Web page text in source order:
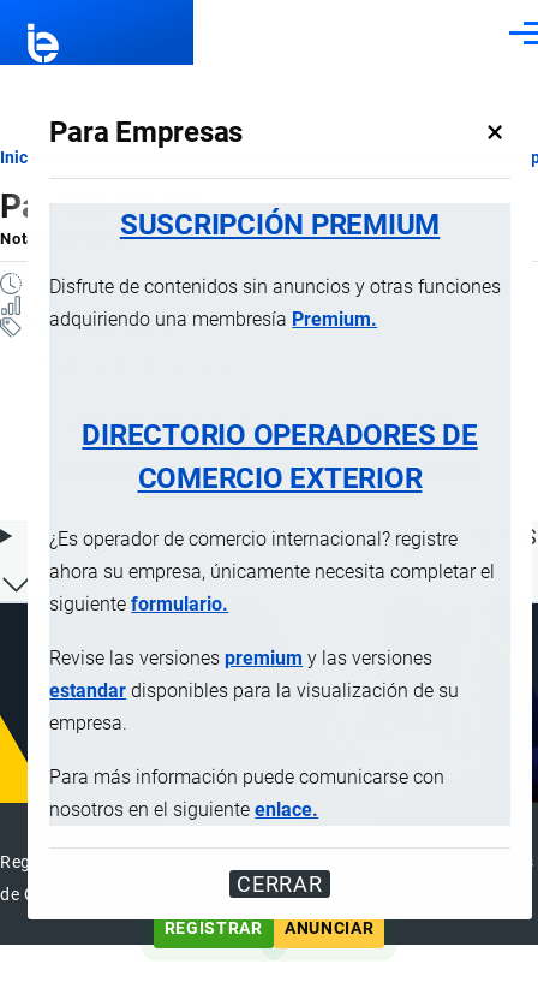
Para Empresas ×
SUSCRIPCIÓN PREMIUM
Disfrute de contenidos sin anuncios y otras funciones
adquiriendo una membresía Premium.
DIRECTORIO OPERADORES DE
COMERCIO EXTERIOR
¿Es operador de comercio internacional? registre
ahora su empresa, únicamente necesita completar el
siguienteformulario.
Revise las versionespremium y las versiones
estandar disponibles para la visualización de su
empresa.
Para más información puede comunicarse con
nosotros en el siguienteenlace.
CERRAR
Ruta
de
navegación
Inicio
Partida 40.13
Nota ExplicativaporImportaciones …, 19 Julio, 2024
1 MINUTO
Notas Explicativas
40.13 Cámaras de caucho para
neumáticos (llantas neumáticas)
ÍNDICE DE CONTENIDOS
Registre su Empresa en el Directorio Internacional de Operadores
de Comercio Exterior
REGISTRAR
ANUNCIAR